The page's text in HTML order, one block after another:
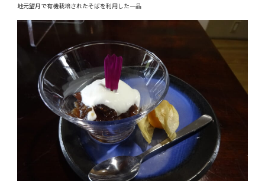
地元望月で有機栽培されたそばを利用した一品